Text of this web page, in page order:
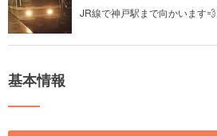
JR線で神戸駅まで向かいます💨
基本情報